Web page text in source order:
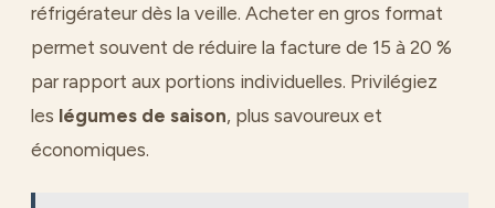
réfrigérateur dès la veille. Acheter en gros format
permet souvent de réduire la facture de 15 à 20 %
par rapport aux portions individuelles. Privilégiez
les légumes de saison, plus savoureux et
économiques.